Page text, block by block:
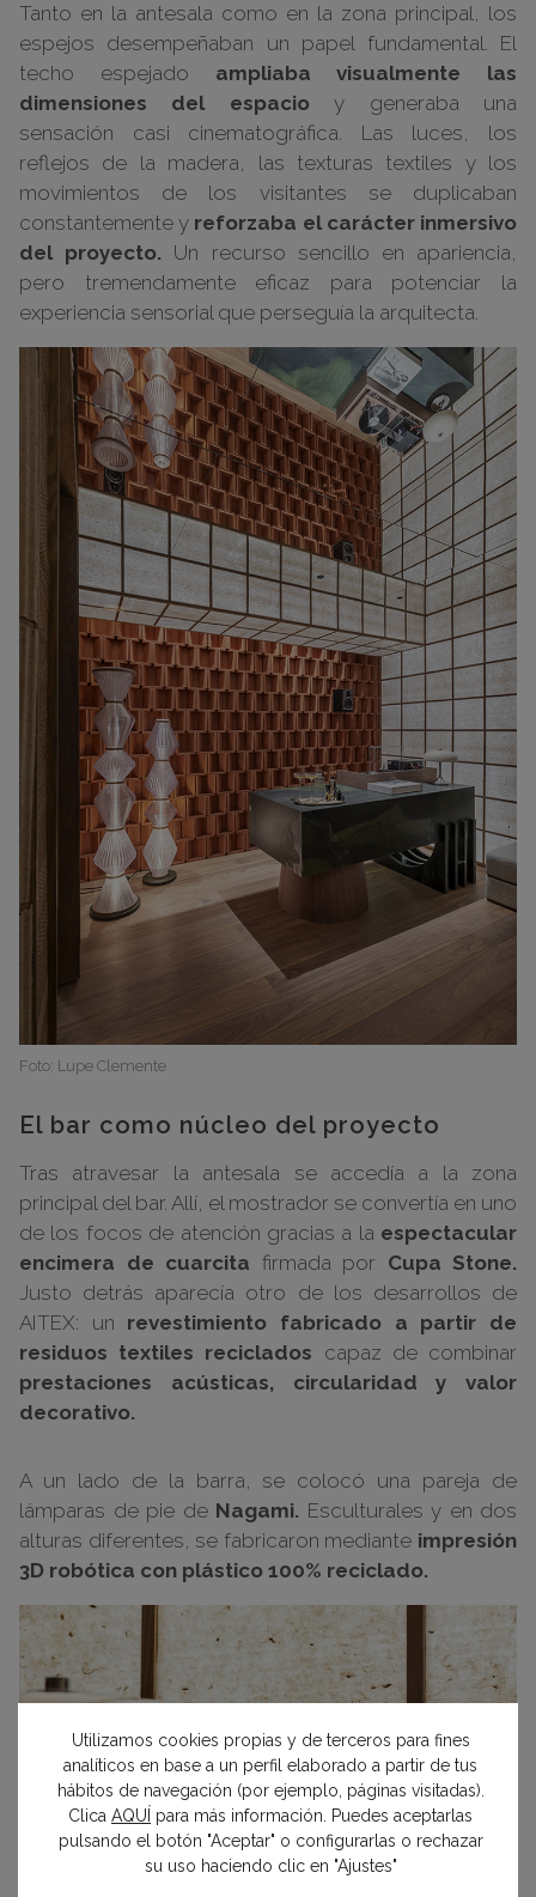
Tanto en la antesala como en la zona principal, los
espejos desempeñaban un papel fundamental. El
techo espejado ampliaba visualmente las
dimensiones del espacioy generaba una
sensación casi cinematográfica. Las luces, los
reflejos de la madera, las texturas textiles y los
movimientos de los visitantes se duplicaban
constantemente y reforzaba el carácter inmersivo
del proyecto. Un recurso sencillo en apariencia,
pero tremendamente eficaz para potenciar la
experiencia sensorial que perseguía la arquitecta.
Foto: Lupe Clemente
El bar como núcleo del proyecto
Tras atravesar la antesala se accedía a la zona
principal del bar. Allí, el mostrador se convertía en uno
de los focos de atención gracias a la espectacular
encimera de cuarcita firmada por Cupa Stone.
Justo detrás aparecía otro de los desarrollos de
AITEX: un revestimiento fabricado a partir de
residuos textiles reciclados capaz de combinar
prestaciones acústicas, circularidad y valor
decorativo.
A un lado de la barra, se colocó una pareja de
lámparas de pie de Nagami. Esculturales y en dos
alturas diferentes, se fabricaron mediante impresión
3D robótica con plástico 100% reciclado.
Utilizamos cookies propias y de terceros para fines
analíticos en base a un perfil elaborado a partir de tus
hábitos de navegación (por ejemplo, páginas visitadas).
Clica AQUÍ para más información. Puedes aceptarlas
pulsando el botón "Aceptar" o configurarlas o rechazar
su uso haciendo clic en "Ajustes"